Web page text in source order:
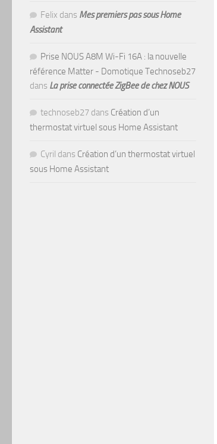
Felix dans Mes premiers pas sous Home
Assistant
Prise NOUS A8M Wi-Fi 16A : la nouvelle
référence Matter - Domotique Technoseb27
dans La prise connectée ZigBee de chez NOUS
technoseb27 dans Création d’un
thermostat virtuel sous Home Assistant
Cyril dans Création d’un thermostat virtuel
sous Home Assistant